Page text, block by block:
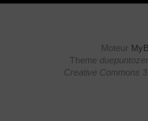
Moteur
Theme
Creative Commons